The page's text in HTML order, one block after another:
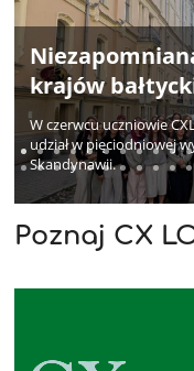
Szkocka
Schumana
Po wyjazdach do
kolejną przygodę — tym
Od 14 do 19 czerwca
niezwykłych
każdym kroku.
Poznaj CX